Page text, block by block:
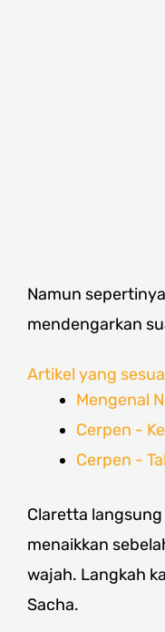
Namun
mendengarkan
Artikel yang
Mengenal
Cerpen -
Cerpen -
Claretta
menaikkan
wajah. Langkah
Sacha.